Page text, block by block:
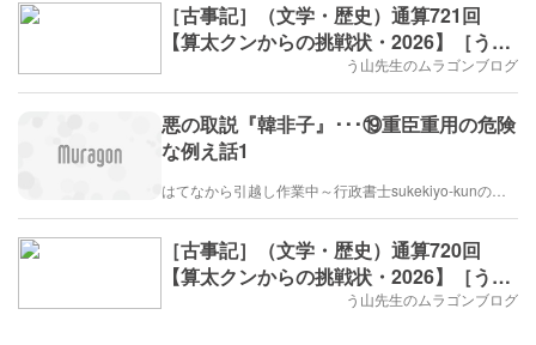
［古事記］（文学・歴史）通算721回
【算太クンからの挑戦状・2026】［う山
う山先生のムラゴンブログ
悪の取説『韓非子』･･･⑲重臣重用の危険
な例え話1
はてなから引越し作業中～行政書士sukekiyo-kunの家族法など（仮）
［古事記］（文学・歴史）通算720回
【算太クンからの挑戦状・2026】［う山
う山先生のムラゴンブログ